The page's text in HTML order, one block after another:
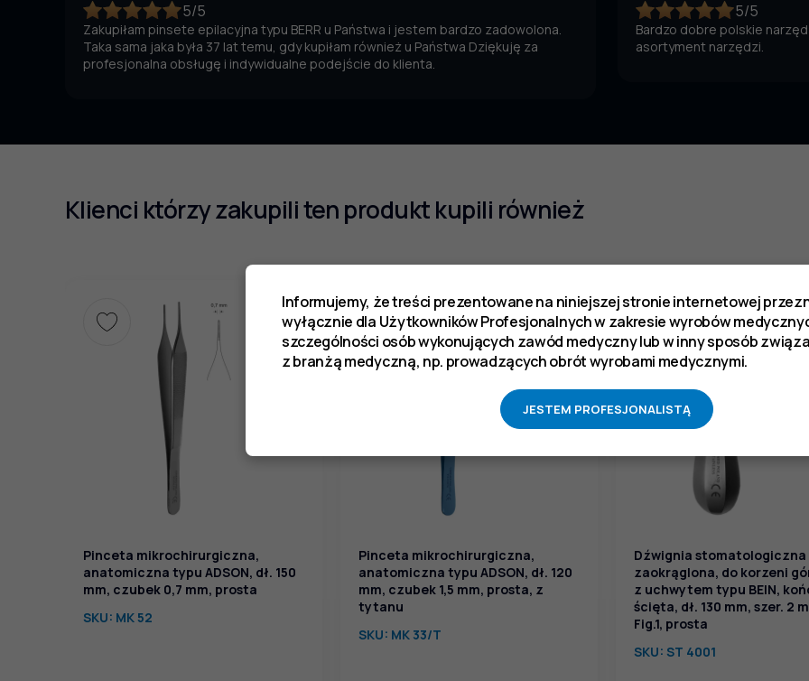
5/5
Zakupiłam pinsete epilacyjna typu BERR u Państwa i jestem bardzo zadowolona.
Taka sama jaka była 37 lat temu, gdy kupiłam również u Państwa Dziękuję za
profesjonalna obsługę i indywidualne podejście do klienta.
5/5
Bardzo dobre polskie
asortyment narzędzi.
Klienci którzy zakupili ten produkt kupili również
Pinceta mikrochirurgiczna,
anatomiczna typu ADSON, dł. 150
mm, czubek 0,7 mm, prosta
SKU: MK 52
Pinceta mikrochirurgiczna,
anatomiczna typu ADSON, dł. 120
mm, czubek 1,5 mm, prosta, z
tytanu
SKU: MK 33/T
Dźwignia stomatologiczna
zaokrąglona, do korzeni
z uchwytem typu BEIN,
ścięta, dł. 130 mm, szer. 2
Fig.1, prosta
SKU: ST 4001
Informujemy, że treści prezentowane na niniejszej stronie internetowej
wyłącznie dla Użytkowników Profesjonalnych w zakresie wyrobów
szczególności osób wykonujących zawód medyczny lub w inny sposób
z branżą medyczną, np. prowadzących obrót wyrobami medycznymi.
JESTEM PROFESJONALISTĄ